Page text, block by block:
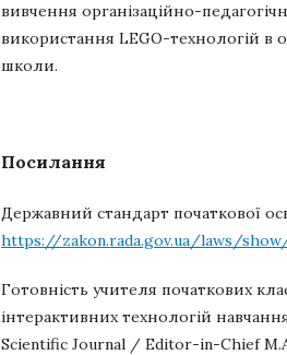
вивчення організаційно-
використання LEGO-технологій в
школи.
Посилання
Державний стандарт початкової
https://zakon.rada.gov.ua/laws/
Готовність учителя початкових
інтерактивних технологій
Scientific Journal / Editor-in-Chief